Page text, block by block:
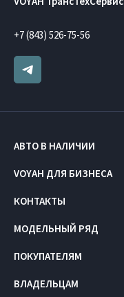
+7 (843) 526-75-56
АВТО В НАЛИЧИИ
VOYAH ДЛЯ БИЗНЕСА
КОНТАКТЫ
МОДЕЛЬНЫЙ РЯД
ПОКУПАТЕЛЯМ
ВЛАДЕЛЬЦАМ